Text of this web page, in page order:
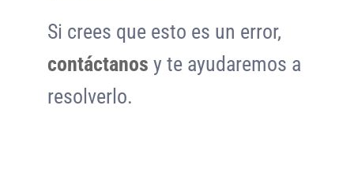
Si crees que esto es un error,
contáctanos y te ayudaremos a
resolverlo.